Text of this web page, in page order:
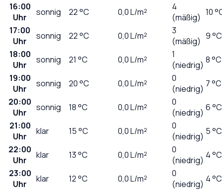
16:00
Uhr
sonnig 22°C 0,0L/m²
4
(mäßig) 10
17:00
Uhr
sonnig 22°C 0,0L/m²
3
(mäßig) 9 °C
18:00
Uhr
sonnig 21 °C 0,0L/m²
1
(niedrig) 8 °C
19:00
Uhr
sonnig 20°C 0,0L/m²
0
(niedrig) 7 °C
20:00
Uhr
sonnig 18°C 0,0L/m²
0
(niedrig) 6 °C
21:00
Uhr
klar 15°C 0,0L/m²
0
(niedrig) 5 °C
22:00
Uhr
klar 13°C 0,0L/m²
0
(niedrig) 4 °C
23:00
Uhr
klar 12°C 0,0L/m²
0
(niedrig) 4 °C